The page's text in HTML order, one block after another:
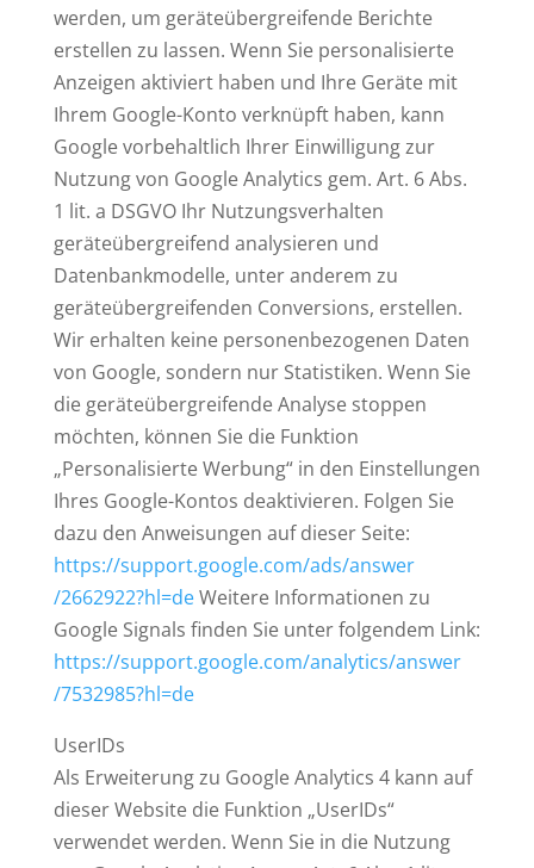
werden, um geräteübergreifende Berichte
erstellen zu lassen. Wenn Sie personalisierte
Anzeigen aktiviert haben und Ihre Geräte mit
Ihrem Google-Konto verknüpft haben, kann
Google vorbehaltlich Ihrer Einwilligung zur
Nutzung von Google Analytics gem. Art. 6 Abs.
1 lit. a DSGVO Ihr Nutzungsverhalten
geräteübergreifend analysieren und
Datenbankmodelle, unter anderem zu
geräteübergreifenden Conversions, erstellen.
Wir erhalten keine personenbezogenen Daten
von Google, sondern nur Statistiken. Wenn Sie
die geräteübergreifende Analyse stoppen
möchten, können Sie die Funktion
„Personalisierte Werbung“ in den Einstellungen
Ihres Google-Kontos deaktivieren. Folgen Sie
dazu den Anweisungen auf dieser Seite:
https://support.google.com/ads/answer
/2662922?hl=deWeitere Informationen zu
Google Signals finden Sie unter folgendem Link:
https://support.google.com/analytics/answer
/7532985?hl=de
UserIDs
Als Erweiterung zu Google Analytics 4 kann auf
dieser Website die Funktion „UserIDs“
verwendet werden. Wenn Sie in die Nutzung